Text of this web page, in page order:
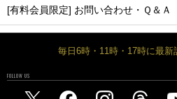
[有料会員限定] お問い合わせ・Ｑ＆Ａ
毎日6時・11時・17時に最新
FOLLOW US